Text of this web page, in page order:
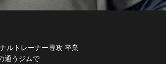
ルトレーナー専攻 卒業
通うジムで